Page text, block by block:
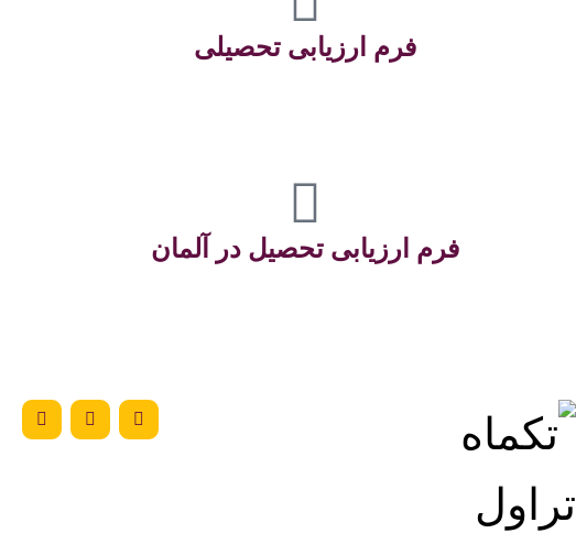
فرم ارزیابی تحصیلی
فرم ارزیابی تحصیل در آلمان